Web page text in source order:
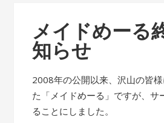
メイドめーる
知らせ
2008年の公開以来、沢山の皆
た「メイドめーる」ですが、サ
ることにしました。